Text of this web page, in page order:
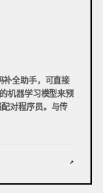
补全助手，可直接
机器学习模型来预
对程序员。与传
↗